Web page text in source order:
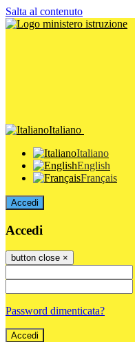
Salta al contenuto
Italiano
Italiano
English
Français
Accedi
Accedi
button close ×
Password dimenticata?